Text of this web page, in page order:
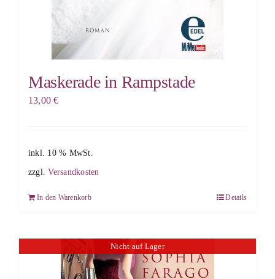
Maskerade in Rampstade
13,00€
inkl. 10 % MwSt.
zzgl.Versandkosten
In den Warenkorb Details
Nicht auf Lager